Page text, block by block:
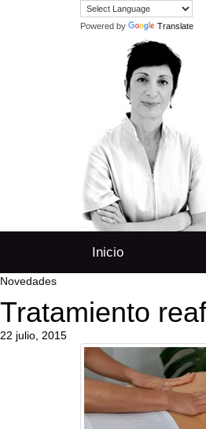
Powered by Translate
Inicio
Novedades
Tratamiento
22 julio, 2015